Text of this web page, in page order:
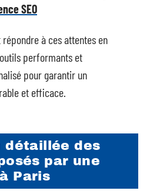
SEO
à ces attentes en
performants et
pour garantir un
et efficace.
détaillée des
par une
Paris